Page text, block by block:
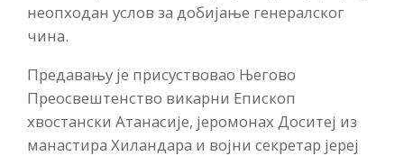
неопходан услов за добијање генералског
чина.
Предавању је присуствовао Његово
Преосвештенство викарни Епископ
хвостански Атанасије, јеромонах Доситеј из
манастира Хиландара и војни секретар јереј